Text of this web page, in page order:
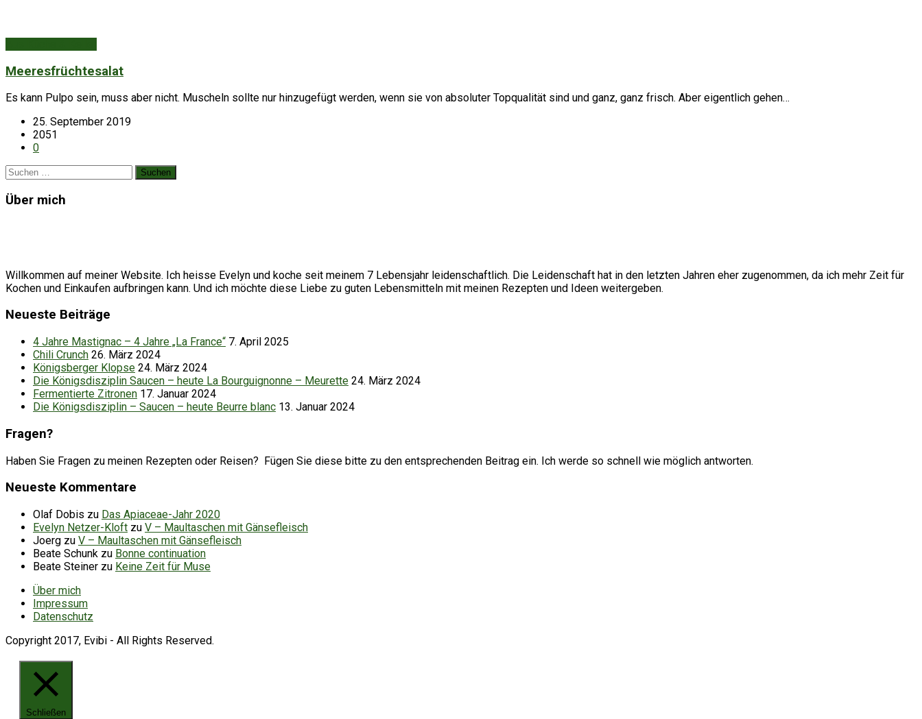
Meeresfrüchtesalat
Es kann Pulpo sein, muss aber nicht. Muscheln sollte nur hinzugefügt werden, wenn sie von absoluter Topqualität sind und ganz, ganz frisch. Aber eigentlich gehen…
25. September 2019
2051
0
Suchen
Über mich
Willkommen auf meiner Website. Ich heisse Evelyn und koche seit meinem 7 Lebensjahr leidenschaftlich. Die Leidenschaft hat in den letzten Jahren eher zugenommen, da ich mehr Zeit für
Kochen und Einkaufen aufbringen kann. Und ich möchte diese Liebe zu guten Lebensmitteln mit meinen Rezepten und Ideen weitergeben.
Neueste Beiträge
4 Jahre Mastignac – 4 Jahre „La France“ 7. April 2025
Chili Crunch 26. März 2024
Königsberger Klopse 24. März 2024
Die Königsdisziplin Saucen – heute La Bourguignonne – Meurette 24. März 2024
Fermentierte Zitronen 17. Januar 2024
Die Königsdisziplin – Saucen – heute Beurre blanc 13. Januar 2024
Fragen?
Haben Sie Fragen zu meinen Rezepten oder Reisen? Fügen Sie diese bitte zu den entsprechenden Beitrag ein. Ich werde so schnell wie möglich antworten.
Neueste Kommentare
Olaf Dobis zu Das Apiaceae-Jahr 2020
Evelyn Netzer-Kloft zu V – Maultaschen mit Gänsefleisch
Joerg zu V – Maultaschen mit Gänsefleisch
Beate Schunk zu Bonne continuation
Beate Steiner zu Keine Zeit für Muse
Über mich
Impressum
Datenschutz
Copyright 2017, Evibi - All Rights Reserved.
Schließen